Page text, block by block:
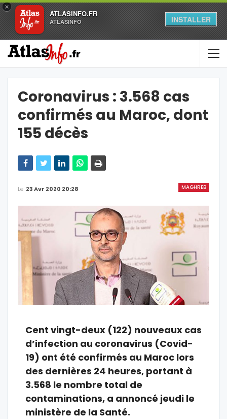
×
ATLASINFO.FR
ATLASINFO INSTALLER
Coronavirus : 3.568 cas
confirmés au Maroc, dont
155 décès
MAGHREB
Le 23 Avr 2020 20:28
Cent vingt-deux (122) nouveaux cas
d’infection au coronavirus (Covid-
19) ont été confirmés au Maroc lors
des dernières 24 heures, portant à
3.568 le nombre total de
contaminations, a annoncé jeudi le
ministère de la Santé.